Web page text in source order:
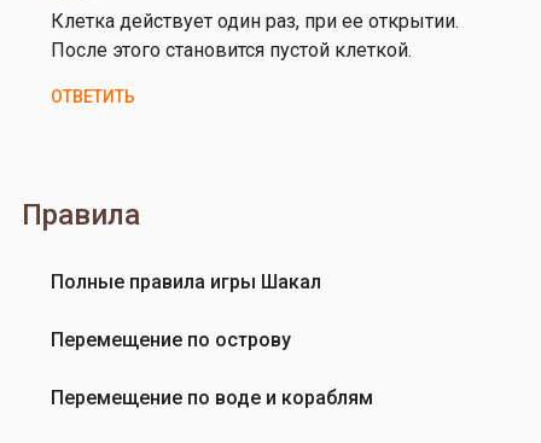
на
от
l
l
m
Клетка действует один раз, при ее открытии.
После этого становится пустой клеткой.
ОТВЕТИТЬ
Правила
Полные правила игры Шакал
Перемещение по острову
Перемещение по воде и кораблям